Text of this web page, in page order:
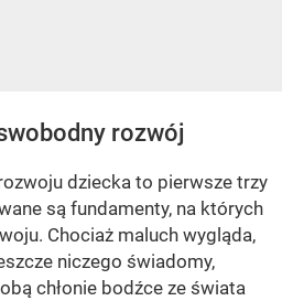
rozwój
dziecka to pierwsze trzy
są fundamenty, na których
Chociaż maluch wygląda,
niczego świadomy,
chłonie bodźce ze świata